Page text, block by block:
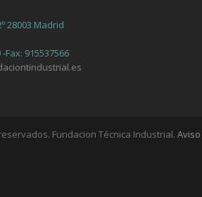
28003 Madrid
Fax: 915537566
Fundacion Técnica Industrial.